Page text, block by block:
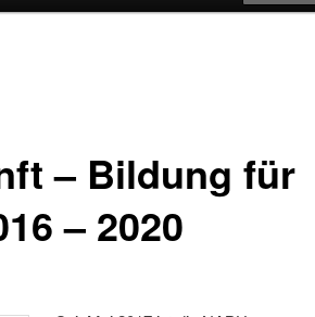
– Bildung für
– 2020